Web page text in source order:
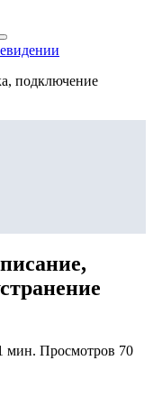
подключение
мин. Просмотров 70